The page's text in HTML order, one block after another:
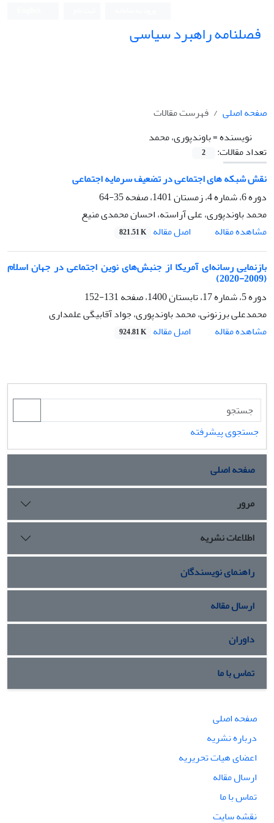
فصلنامه راهبرد سیاسی
صفحه اصلی
فهرست مقالات
نویسنده =باوندپوری، محمد
تعداد مقالات:
2
نقش شبکه های اجتماعی در تضعیف سرمایه اجتماعی
دوره 6، شماره 4، زمستان 1401، صفحه
35-64
محمد باوندپوری، علی آراسته، احسان محمدی منیع
مشاهده مقاله
اصل مقاله 821.51 K
بازنمایی رسانه‌ای آمریکا از جنبش‌های نوین اجتماعی در جهان اسلام
(2009-2020)
دوره 5، شماره 17، تابستان 1400، صفحه
131-152
محمدعلی برزنونی، محمد باوندپوری، جواد آقابیگی علمداری
مشاهده مقاله
اصل مقاله 924.81 K
جستجوی پیشرفته
صفحه اصلی
مرور
اطلاعات نشریه
راهنمای نویسندگان
ارسال مقاله
داوران
تماس با ما
صفحه اصلی
درباره نشریه
اعضای هیات تحریریه
ارسال مقاله
تماس با ما
نقشه سایت